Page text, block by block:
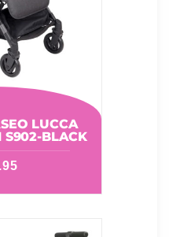
LUCCA
S902-BLACK